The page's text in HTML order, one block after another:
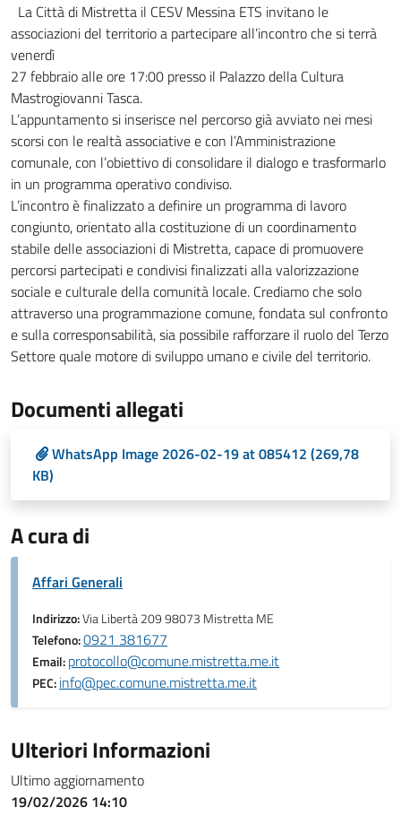
La Città di Mistretta il CESV Messina ETS invitano le
associazioni del territorio a partecipare all’incontro che si terrà
venerdì
27 febbraio alle ore 17:00 presso il Palazzo della Cultura
Mastrogiovanni Tasca.
L’appuntamento si inserisce nel percorso già avviato nei mesi
scorsi con le realtà associative e con l’Amministrazione
comunale, con l’obiettivo di consolidare il dialogo e trasformarlo
in un programma operativo condiviso.
L’incontro è finalizzato a definire un programma di lavoro
congiunto, orientato alla costituzione di un coordinamento
stabile delle associazioni di Mistretta, capace di promuovere
percorsi partecipati e condivisi finalizzati alla valorizzazione
sociale e culturale della comunità locale. Crediamo che solo
attraverso una programmazione comune, fondata sul confronto
e sulla corresponsabilità, sia possibile rafforzare il ruolo del Terzo
Settore quale motore di sviluppo umano e civile del territorio.
Documenti allegati
WhatsApp Image 2026-02-19 at 085412 (269,78
KB)
A cura di
Affari Generali
Indirizzo:Via Libertà 209 98073 Mistretta ME
Telefono:0921 381677
Email:protocollo@comune.mistretta.me.it
PEC:info@pec.comune.mistretta.me.it
Ulteriori Informazioni
Ultimo aggiornamento
19/02/2026 14:10